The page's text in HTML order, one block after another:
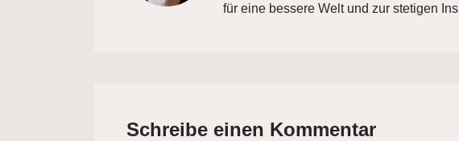
für eine bessere Welt und zur stetigen
Schreibe einen Kommentar